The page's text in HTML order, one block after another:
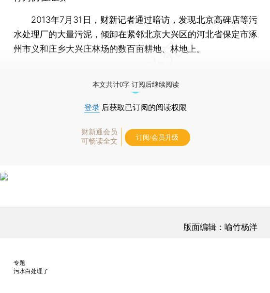
2013年7月31日，财新记者通过暗访，发现北京高碑店等污
水处理厂的大量污泥，倾卸在紧邻北京大兴区的河北省保定市涿
州市义和庄乡大兴庄林场的数百亩耕地、林地上。
本文共计0字 订阅后继续阅读
登录 后获取已订阅的阅读权限
财新通会员
可畅读全文
订阅/会员升级
版面编辑：喻竹杨洋
专题
污水白处理了